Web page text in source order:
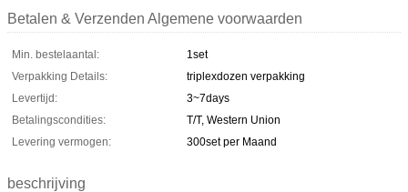
Betalen & Verzenden Algemene voorwaarden
Min. bestelaantal:
1set
Verpakking Details:
triplexdozen verpakking
Levertijd:
3~7days
Betalingscondities:
T/T, Western Union
Levering vermogen:
300set per Maand
beschrijving